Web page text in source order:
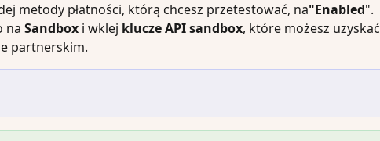
metody płatności, którą chcesz przetestować, na"Enabled".
na Sandbox i wklej klucze API sandbox, które możesz uzyskać
partnerskim.